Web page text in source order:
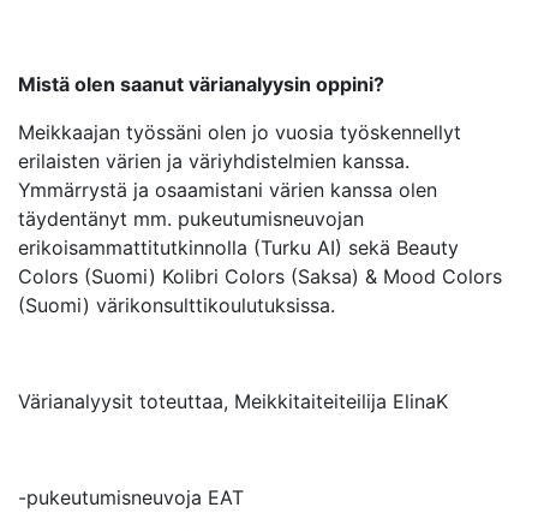
Mistä olen saanut värianalyysin oppini?
Meikkaajan työssäni olen jo vuosia työskennellyt
erilaisten värien ja väriyhdistelmien kanssa.
Ymmärrystä ja osaamistani värien kanssa olen
täydentänyt mm. pukeutumisneuvojan
erikoisammattitutkinnolla (Turku AI) sekä Beauty
Colors (Suomi) Kolibri Colors (Saksa) & Mood Colors
(Suomi) värikonsulttikoulutuksissa.
Värianalyysit toteuttaa, Meikkitaiteiteilija ElinaK
-pukeutumisneuvoja EAT